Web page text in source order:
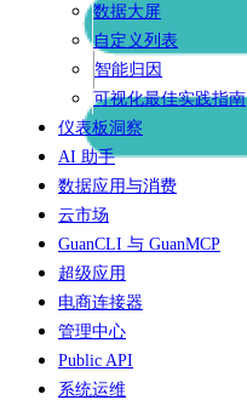
数据大屏
自定义列表
智能归因
可视化最佳实践指南
仪表板洞察
AI 助手
数据应用与消费
云市场
GuanCLI 与 GuanMCP
超级应用
电商连接器
管理中心
Public API
系统运维